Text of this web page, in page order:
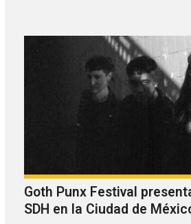
Goth Punx Festival
SDH en la Ciudad de